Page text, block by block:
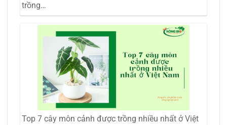
trồng…
Top 7 cây môn cảnh được trồng nhiều nhất ở Việt